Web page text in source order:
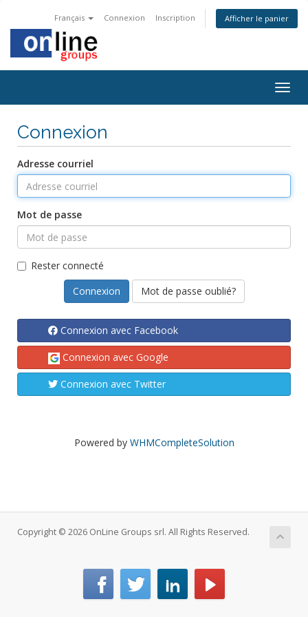
Français Connexion Inscription Afficher le panier
Connexion
Adresse courriel
Mot de passe
Rester connecté
Mot de passe oublié?
Connexion avec Facebook
Connexion avec Google
Connexion avec Twitter
Powered by WHMCompleteSolution
Copyright © 2026 OnLine Groups srl. All Rights Reserved.